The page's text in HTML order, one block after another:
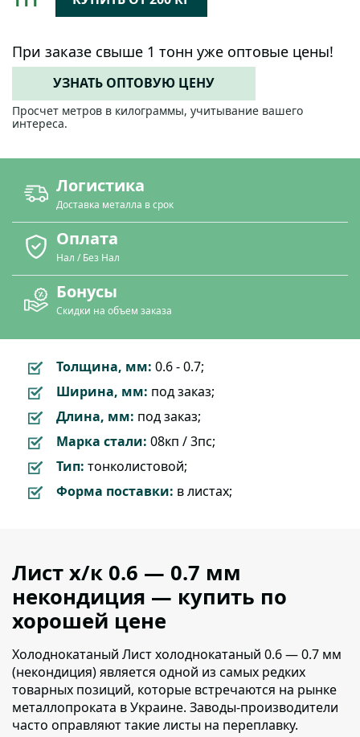
При заказе свыше 1 тонн уже оптовые цены!
УЗНАТЬ ОПТОВУЮ ЦЕНУ
Просчет метров в килограммы, учитывание вашего
интереса.
Логистика
Доставка металла в срок
Оплата
Нал / Без Нал
Бонусы
Скидки на объем заказа
Толщина, мм: 0.6 - 0.7;
Ширина, мм: под заказ;
Длина, мм: под заказ;
Марка стали: 08кп / 3пс;
Тип: тонколистовой;
Форма поставки: в листах;
Лист х/к 0.6 — 0.7 мм
некондиция — купить по
хорошей цене
Холоднокатаный Лист холоднокатаный 0.6 — 0.7 мм
(некондиция) является одной из самых редких
товарных позиций, которые встречаются на рынке
металлопроката в Украине. Заводы-производители
часто оправляют такие листы на переплавку.